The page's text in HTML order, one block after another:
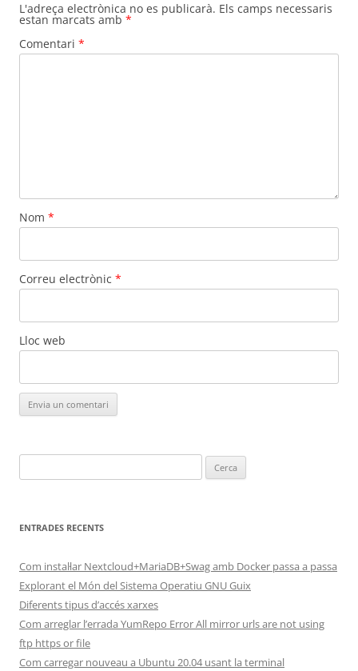
L'adreça electrònica no es publicarà. Els camps necessaris
estan marcats amb *
Comentari *
Nom *
Correu electrònic *
Lloc web
ENTRADES RECENTS
Com instal·lar Nextcloud+MariaDB+Swag amb Docker passa a passa
Explorant el Món del Sistema Operatiu GNU Guix
Diferents tipus d’accés xarxes
Com arreglar l’errada YumRepo Error All mirror urls are not using
ftp https or file
Com carregar nouveau a Ubuntu 20.04 usant la terminal